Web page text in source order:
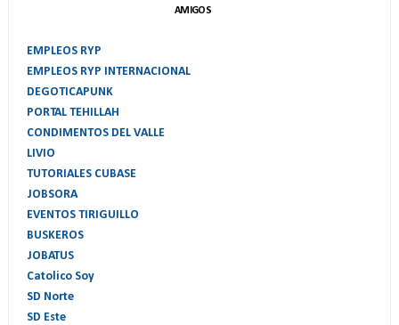
AMIGOS
EMPLEOS RYP
EMPLEOS RYP INTERNACIONAL
DEGOTICAPUNK
PORTAL TEHILLAH
CONDIMENTOS DEL VALLE
LIVIO
TUTORIALES CUBASE
JOBSORA
EVENTOS TIRIGUILLO
BUSKEROS
JOBATUS
Catolico Soy
SD Norte
SD Este